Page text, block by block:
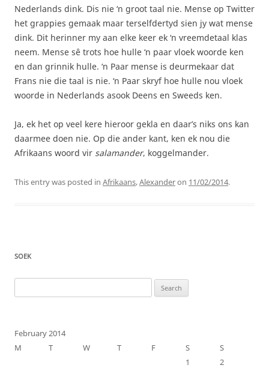
Nederlands dink. Dis nie ‘n groot taal nie. Mense op Twitter
het grappies gemaak maar terselfdertyd sien jy wat mense
dink. Dit herinner my aan elke keer ek ‘n vreemdetaal klas
neem. Mense sê trots hoe hulle ‘n paar vloek woorde ken
en dan grinnik hulle. ‘n Paar mense is deurmekaar dat
Frans nie die taal is nie. ‘n Paar skryf hoe hulle nou vloek
woorde in Nederlands asook Deens en Sweeds ken.
Ja, ek het op veel kere hieroor gekla en daar’s niks ons kan
daarmee doen nie. Op die ander kant, ken ek nou die
Afrikaans woord vir salamander, koggelmander.
This entry was posted in Afrikaans,Alexanderon 11/02/2014.
SOEK
for:
February 2014
M
T W T F S
S
1
2